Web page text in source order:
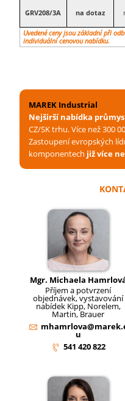
GRV208/3A na dotaz
Uvedené ceny jsou základní při
individuální cenovou nabídku.
MAREK Industrial
Nejširší nabídka
CZ/SK trhu. Více než 300
Zastoupení evropských
komponentech již více
Mgr. Michaela
Příjem a potvrzení
objednávek, vystavování
nabídek Kipp, Norelem,
Martin, Brauer
u
541 420 822